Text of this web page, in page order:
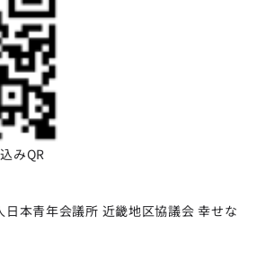
みQR
日本青年会議所 近畿地区協議会 幸せな